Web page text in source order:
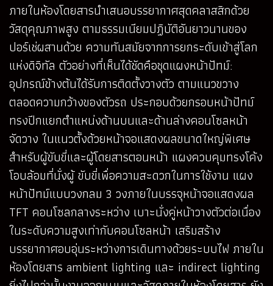
ภายในห้องโดยสารนำเสนอบรรยากาศสุดคลาสสิกด้วย
วัสดุคุณภาพสูง ตามธรรมเนียมปฏิบัติอันยาวนานของ
ปอร์เช่ผสานด้วย ความทันสมัยจากการยกระดับเข้าสู่โลก
แห่งดิจิทัล ตัวอย่างที่เห็นได้ชัดคือชุดแผงหน้าปัทม์:
อุปกรณ์ข้างต้นได้รับการติดตั้งวางตัว ตามแนวขวาง
ตลอดความกว้างของตัวรถ ประกอบด้วยกรอบหน้าปัทม์
ทรงปีกแยกตำแหน่งด้านบนและด้านล่างคอนโซลหน้า
จัดวาง ในแนวตั้งด้วยหน้าจอแสดงผลขนาดใหญ่พิเศษ
สำหรับผู้ขับขี่และผู้โดยสารตอนหน้า แผงควบคุมทรงโค้ง
โอบล้อมที่นั่งผู้ ขับขี่เพื่อความสะดวกในการใช้งาน แผง
หน้าปัทม์แบบวงกลม 3 วงภายในบรรจุหน้าจอแสดงผล
TFT คอนโซลกลางระหว่าง เบาะนั่งคู่หน้าวางตัวต่อเนื่อง
ในระดับความสูงเท่ากับคอนโซลหน้า เสริมสร้าง
บรรยากาศอบอุ่นระหว่างการเดินทางด้วยระบบไฟ ภายใน
ห้องโดยสาร ambient lighting และ indirect lighting